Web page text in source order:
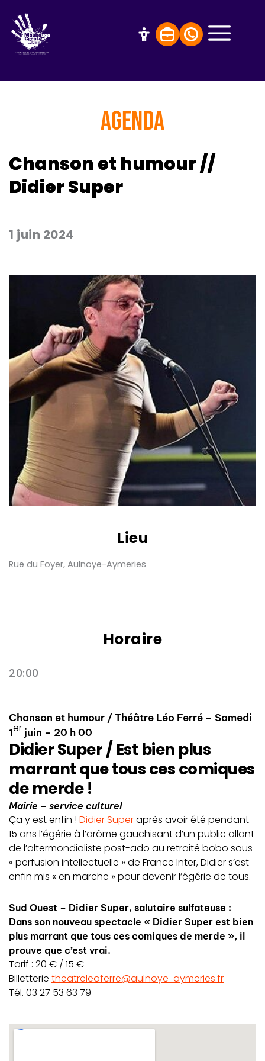
AGENDA
Chanson et humour //
Didier Super
1 juin 2024
Lieu
Rue du Foyer, Aulnoye-Aymeries
Horaire
20:00
Chanson et humour / Théâtre Léo Ferré – Samedi
1er juin – 20 h 00
Didier Super / Est bien plus
marrant que tous ces comiques
de merde !
Mairie – service culturel
Ça y est enfin ! Didier Superaprès avoir été pendant
15 ans l’égérie à l’arôme gauchisant d’un public allant
de l’altermondialiste post-ado au retraité bobo sous
« perfusion intellectuelle » de France Inter, Didier s’est
enfin mis « en marche » pour devenir l’égérie de tous.
Sud Ouest – Didier Super, salutaire sulfateuse :
Dans son nouveau spectacle « Didier Super est bien
plus marrant que tous ces comiques de merde », il
prouve que c’est vrai.
Tarif : 20 € / 15 €
Billetterie theatreleoferre@aulnoye-aymeries.fr
Tél. 03 27 53 63 79